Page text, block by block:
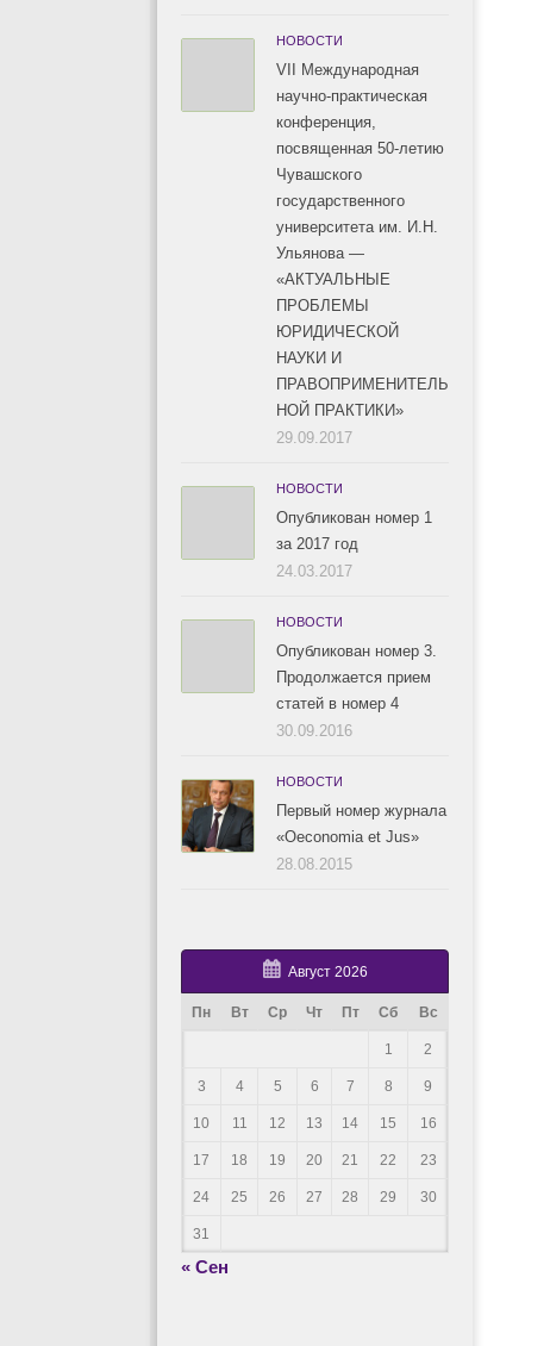
НОВОСТИ
VII Международная
научно-практическая
конференция,
посвященная 50-летию
Чувашского
государственного
университета им. И.Н.
Ульянова —
«АКТУАЛЬНЫЕ
ПРОБЛЕМЫ
ЮРИДИЧЕСКОЙ
НАУКИ И
ПРАВОПРИМЕНИТЕЛЬ
НОЙ ПРАКТИКИ»
29.09.2017
НОВОСТИ
Опубликован номер 1
за 2017 год
24.03.2017
НОВОСТИ
Опубликован номер 3.
Продолжается прием
статей в номер 4
30.09.2016
НОВОСТИ
Первый номер журнала
«Oeconomia et Jus»
28.08.2015
Август 2026
Пн Вт Ср Чт Пт Сб Вс
1 2
3 4 5 6 7 8 9
10 11 12 13 14 15 16
17 18 19 20 21 22 23
24 25 26 27 28 29 30
31
« Сен